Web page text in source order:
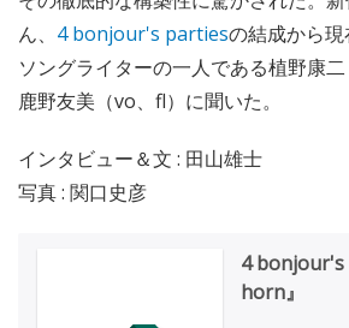
ん、 4 bonjour's partiesの結成から現
ソングライターの一人である植野康
鹿野友美（vo、fl）に聞いた。
インタビュー＆文 : 田山雄士
写真 : 関口史彦
4
horn』